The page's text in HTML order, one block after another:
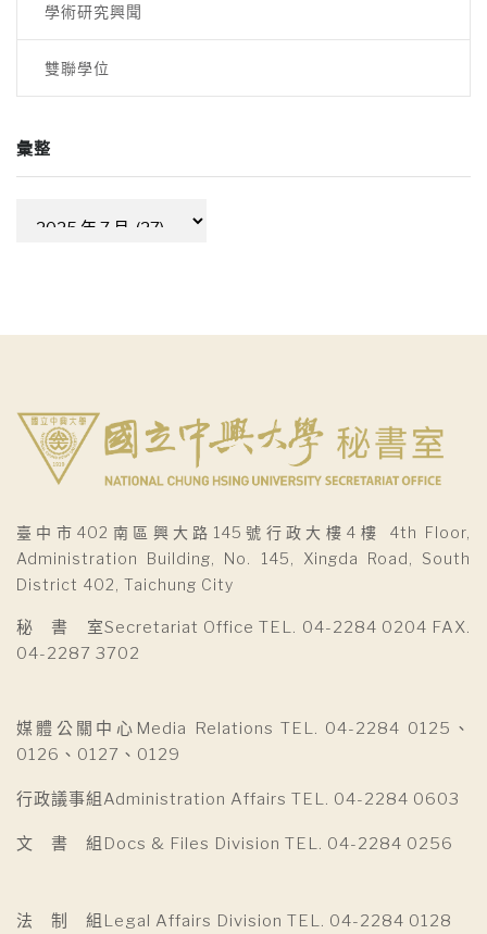
學術研究興聞
雙聯學位
彙整
臺中市402南區興大路145號行政大樓4樓 4th Floor,
Administration Building, No. 145, Xingda Road, South
District 402, Taichung City
秘 書 室Secretariat Office TEL. 04-2284 0204 FAX.
04-2287 3702
媒體公關中心Media Relations TEL. 04-2284 0125、
0126、0127、0129
行政議事組Administration Affairs TEL. 04-2284 0603
文 書 組Docs & Files Division TEL. 04-2284 0256
法 制 組Legal Affairs Division TEL. 04-2284 0128